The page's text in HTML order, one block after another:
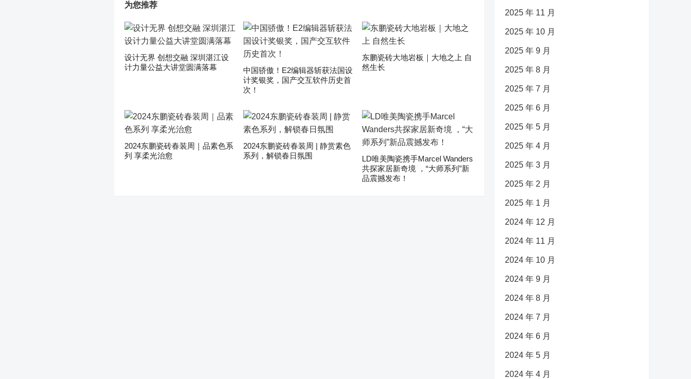
为您推荐
设计无界 创想交融 深圳湛江设
计力量公益大讲堂圆满落幕
中国骄傲！E2编辑器斩获法国设
计奖银奖，国产交互软件历史首
次！
东鹏瓷砖大地岩板｜大地之上 自
然生长
2024东鹏瓷砖春装周｜品素色系
列 享柔光治愈
2024东鹏瓷砖春装周 | 静赏素色
系列，解锁春日氛围
LD唯美陶瓷携手Marcel Wanders
共探家居新奇境 ，“大师系列”新
品震撼发布！
2025 年 11 月
2025 年 10 月
2025 年 9 月
2025 年 8 月
2025 年 7 月
2025 年 6 月
2025 年 5 月
2025 年 4 月
2025 年 3 月
2025 年 2 月
2025 年 1 月
2024 年 12 月
2024 年 11 月
2024 年 10 月
2024 年 9 月
2024 年 8 月
2024 年 7 月
2024 年 6 月
2024 年 5 月
2024 年 4 月